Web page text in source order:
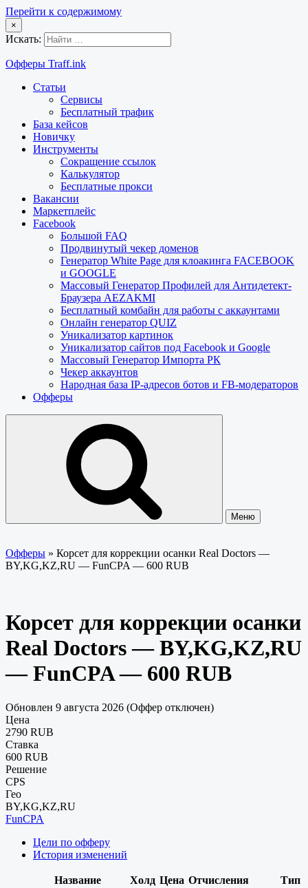
Перейти к содержимому
×
Искать:
Офферы Traff.ink
Статьи
Сервисы
Бесплатный трафик
База кейсов
Новичку
Инструменты
Сокращение ссылок
Калькулятор
Бесплатные прокси
Вакансии
Маркетплейс
Facebook
Большой FAQ
Продвинутый чекер доменов
Генератор White Page для клоакинга FACEBOOK
и GOOGLE
Массовый Генератор Профилей для Антидетект-
Браузера AEZAKMI
Бесплатный комбайн для работы с аккаунтами
Онлайн генератор QUIZ
Уникализатор картинок
Уникализатор сайтов под Facebook и Google
Массовый Генератор Импорта РК
Чекер аккаунтов
Народная база IP-адресов ботов и FB-модераторов
Офферы
Меню
Офферы » Корсет для коррекции осанки Real Doctors —
BY,KG,KZ,RU — FunCPA — 600 RUB
Корсет для коррекции осанки
Real Doctors — BY,KG,KZ,RU
— FunCPA — 600 RUB
Обновлен 9 августа 2026 (Оффер отключен)
Цена
2790 RUB
Ставка
600 RUB
Решение
CPS
Гео
BY,KG,KZ,RU
FunCPA
Цели по офферу
История изменений
Название Холд Цена Отчисления
Тип